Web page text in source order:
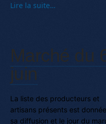
Lire la suite…
Marché du
juin
La liste des producteurs et
artisans présents est
sa diffusion et le jour du